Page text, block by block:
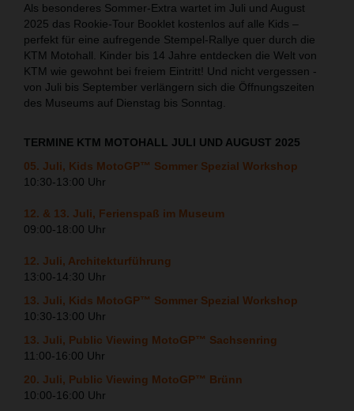
Als besonderes Sommer-Extra wartet im Juli und August
2025 das Rookie-Tour Booklet kostenlos auf alle Kids –
perfekt für eine aufregende Stempel-Rallye quer durch die
KTM Motohall. Kinder bis 14 Jahre entdecken die Welt von
KTM wie gewohnt bei freiem Eintritt! Und nicht vergessen -
von Juli bis September verlängern sich die Öffnungszeiten
des Museums auf Dienstag bis Sonntag.
TERMINE KTM MOTOHALL JULI UND AUGUST 2025
05. Juli, Kids MotoGP™ Sommer Spezial Workshop
10:30-13:00 Uhr
12. & 13. Juli, Ferienspaß im Museum
09:00-18:00 Uhr
12. Juli, Architekturführung
13:00-14:30 Uhr
13. Juli, Kids MotoGP™ Sommer Spezial Workshop
10:30-13:00 Uhr
13. Juli, Public Viewing MotoGP™ Sachsenring
11:00-16:00 Uhr
20. Juli, Public Viewing MotoGP™ Brünn
10:00-16:00 Uhr